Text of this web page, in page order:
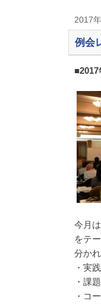
2017
例会
■2017
今月
をテ
分か
・実
・課
・コ